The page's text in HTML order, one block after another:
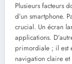
Plusieurs facteurs
d’un smartphone.
crucial. Un écran
applications.
primordiale ; il est
navigation claire et